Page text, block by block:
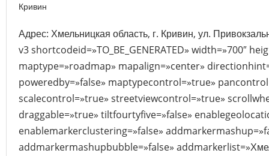
Кривин
Адрес: Хмельницкая область, г. Кривин, ул.
v3 shortcodeid=»TO_BE_GENERATED» width=»700″
maptype=»roadmap» mapalign=»center»
poweredby=»false» maptypecontrol=»true»
scalecontrol=»true» streetviewcontrol=»true»
draggable=»true» tiltfourtyfive=»false»
enablemarkerclustering=»false»
addmarkermashupbubble=»false»